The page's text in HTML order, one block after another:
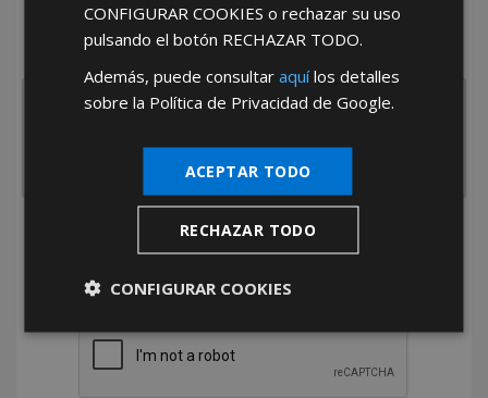
¿De dónde es la empresa?
He leído y acepto laPolítica de Privacidad
CONFIGURAR COOKIES o rechazar su uso
pulsando el botón RECHAZAR TODO.
Además, puede consultaraquílos detalles
sobre la Política de Privacidad de Google.
ACEPTAR TODO
RECHAZAR TODO
CONFIGURAR COOKIES